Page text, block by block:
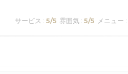
サービス : 5/5 雰囲気 : 5/5 メニュー :